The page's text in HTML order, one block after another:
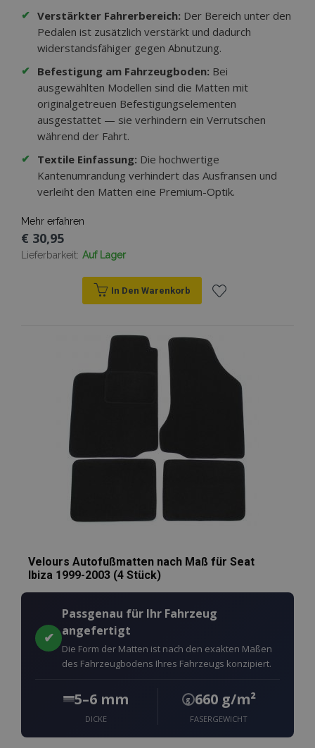
✔ Verstärkter Fahrerbereich: Der Bereich unter den
Pedalen ist zusätzlich verstärkt und dadurch
widerstandsfähiger gegen Abnutzung.
✔ Befestigung am Fahrzeugboden: Bei
ausgewählten Modellen sind die Matten mit
originalgetreuen Befestigungselementen
ausgestattet — sie verhindern ein Verrutschen
während der Fahrt.
✔ Textile Einfassung: Die hochwertige
Kantenumrandung verhindert das Ausfransen und
verleiht den Matten eine Premium-Optik.
Mehr erfahren
€ 30,95
Lieferbarkeit: Auf Lager
In Den Warenkorb
Wunschliste
hinzufügen
Velours Autofußmatten nach Maß für Seat
Ibiza 1999-2003 (4 Stück)
✔
Passgenau für Ihr Fahrzeug
angefertigt
Die Form der Matten ist nach den exakten Maßen
des Fahrzeugbodens Ihres Fahrzeugs konzipiert.
5–6 mm
DICKE
g 660 g/m²
FASERGEWICHT